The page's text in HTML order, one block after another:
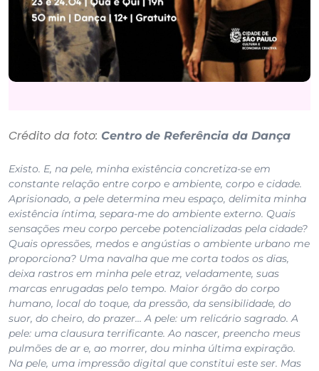
Crédito da foto: Centro de Referência da Dança
Existo. E, na pele, minha existência concretiza-se em
constante relação entre corpo e ambiente, corpo e cidade.
Aprisionado, a pele determina meu espaço, delimita minha
existência íntima, separa-me do ambiente externo. Quais
sensações meu corpo percebe potencializadas pela cidade?
Quais opressões, medos e angústias o ambiente urbano me
proporciona? Uma navalha que me corta todos os dias,
deixa rastros em minha pele etraz, veladamente, suas
marcas enrugadas pelo tempo. Maior órgão do corpo
humano, local do toque, da pressão, da sensibilidade, do
suor, do cheiro, do prazer… A pele: um relicário sagrado. A
pele: uma clausura terrificante. Ao nascer, preencho meus
pulmões de ar e, ao morrer, dou minha última expiração.
Na pele, uma impressão digital que constitui este ser. Mas